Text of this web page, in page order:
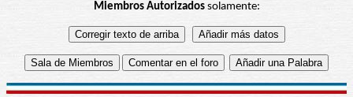
Miembros Autorizadossolamente: